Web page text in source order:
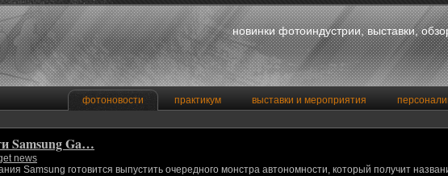
новинки фотоиндустрии, выставки,
фотоновости практикум выставки и мероприятия
Samsung Ga…
news
Samsung готовится выпустить очередного монстра автономности, который получит